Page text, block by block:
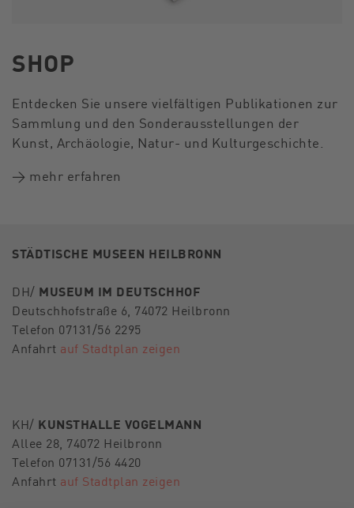
SHOP
Entdecken Sie unsere vielfältigen Publikationen zur
Sammlung und den Sonderausstellungen der
Kunst, Archäologie, Natur- und Kulturgeschichte.
→ mehr erfahren
STÄDTISCHE MUSEEN HEILBRONN
DH/ MUSEUM IM DEUTSCHHOF
Deutschhofstraße 6, 74072 Heilbronn
Telefon 07131/56 2295
Anfahrt auf Stadtplan zeigen
KH/ KUNSTHALLE VOGELMANN
Allee 28, 74072 Heilbronn
Telefon 07131/56 4420
Anfahrt auf Stadtplan zeigen